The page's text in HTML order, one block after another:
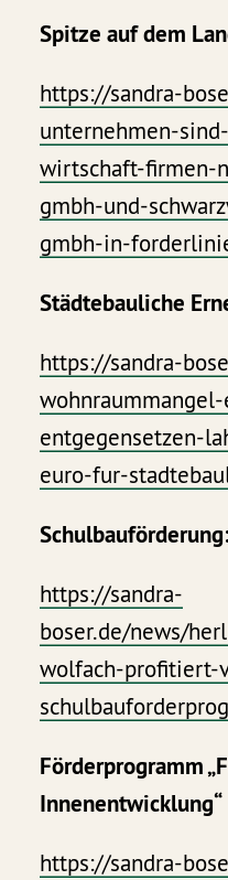
Spitze auf dem
https://sandra-
unternehmen-
wirtschaft-firmen-
gmbh-und-
gmbh-in-
Städtebauliche
https://sandra-
entgegensetzen-
euro-fur-
https://sandra-
boser.de/news/
wolfach-profitiert-
Förderprogramm
Innenentwicklung“
https://sandra-